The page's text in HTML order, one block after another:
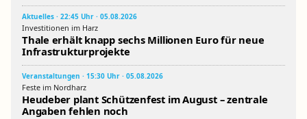
Aktuelles · 22:45 Uhr · 05.08.2026
Investitionen im Harz
Thale erhält knapp sechs Millionen Euro für neue
Infrastrukturprojekte
Veranstaltungen · 15:30 Uhr · 05.08.2026
Feste im Nordharz
Heudeber plant Schützenfest im August – zentrale
Angaben fehlen noch